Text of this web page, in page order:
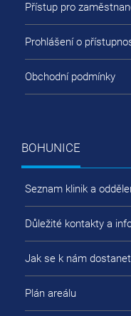
Přístup pro
Prohlášení o
Obchodní podmínky
BOHUNICE
Seznam klinik a
Důležité kontakty a
Jak se k nám
Plán areálu